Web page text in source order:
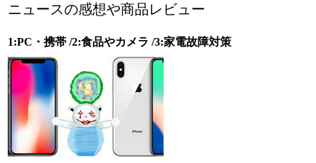
ニュースの感想や商品レビュー
1:PC・携帯 /2:食品やカメラ /3:家電故障対策